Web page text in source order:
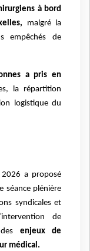
à bord
malgré la
empêchés de
a pris en
la répartition
logistique du
2026 a proposé
séance plénière
syndicales et
de
enjeux de
médical.